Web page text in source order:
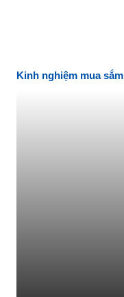
Kinh nghiệm mua sắm